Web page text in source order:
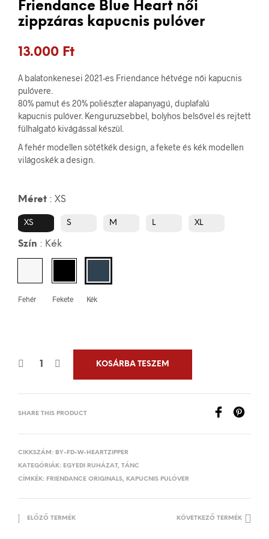
Friendance Blue Heart női
zippzáras kapucnis pulóver
13.000 Ft
A balatonkenesei 2021-es Friendance hétvége női kapucnis
pulóvere.
80% pamut és 20% poliészter alapanyagú, duplafalú
kapucnis pulóver. Kenguruzsebbel, bolyhos belsővel és rejtett
fülhalgató kivágással készül.
A fehér modellen sötétkék design, a fekete és kék modellen
világoskék a design.
Méret : XS
XS S M L XL
Szín : Kék
Fehér Fekete Kék
KOSÁRBA TESZEM
SHARE THIS PRODUCT
CIKKSZÁM: BY-FD-W-HEARTZIPPER
KATEGÓRIÁK: EGYEDI RUHÁZAT, TÁNC
CÍMKÉK: FRIENDANCE ORIGINALS, KAPUCNIS PULÓVER
ELŐZŐ TERMÉK KÖVETKEZŐ TERMÉK